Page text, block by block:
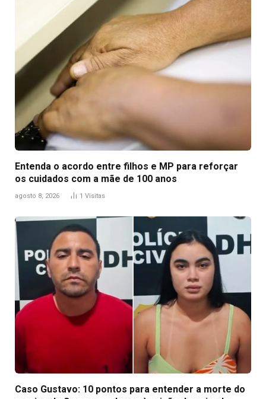
Entenda o acordo entre filhos e MP para reforçar
os cuidados com a mãe de 100 anos
agosto 8, 2026 1 Visitas
Caso Gustavo: 10 pontos para entender a morte do